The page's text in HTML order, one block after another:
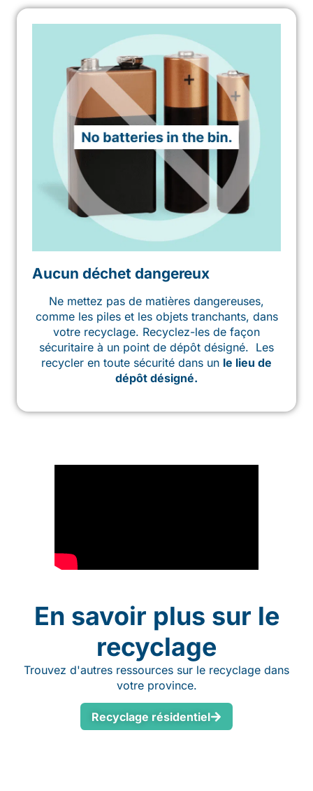
Aucun déchet dangereux
Ne mettez pas de matières dangereuses,
comme les piles et les objets tranchants, dans
votre recyclage. Recyclez-les de façon
sécuritaire à un point de dépôt désigné. Les
recycler en toute sécurité dans un le lieu de
dépôt désigné.
En savoir plus sur le
recyclage
Trouvez d'autres ressources sur le recyclage dans
votre province.
Recyclage résidentiel